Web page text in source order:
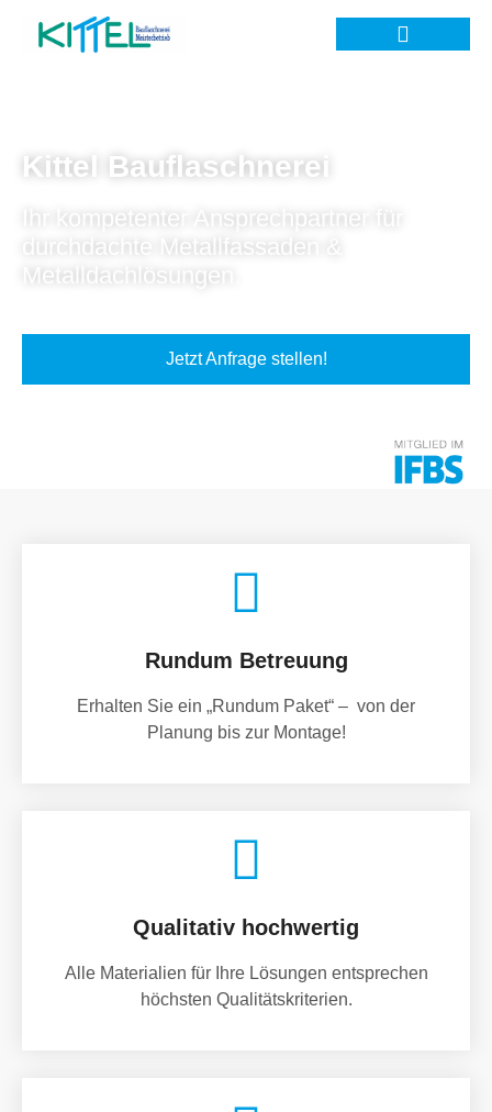
Kittel Bauflaschnerei
Ihr kompetenter Ansprechpartner für
durchdachte Metallfassaden &
Metalldachlösungen.
Jetzt Anfrage stellen!
Rundum Betreuung
Erhalten Sie ein „Rundum Paket“ – von der
Planung bis zur Montage!
Qualitativ hochwertig
Alle Materialien für Ihre Lösungen entsprechen
höchsten Qualitätskriterien.